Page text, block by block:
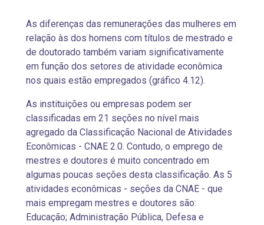
As diferenças das remunerações das mulheres em
relação às dos homens com títulos de mestrado e
de doutorado também variam significativamente
em função dos setores de atividade econômica
nos quais estão empregados (gráfico 4.12).
As instituições ou empresas podem ser
classificadas em 21 seções no nível mais
agregado da Classificação Nacional de Atividades
Econômicas - CNAE 2.0. Contudo, o emprego de
mestres e doutores é muito concentrado em
algumas poucas seções desta classificação. As 5
atividades econômicas - seções da CNAE - que
mais empregam mestres e doutores são:
Educação; Administração Pública, Defesa e